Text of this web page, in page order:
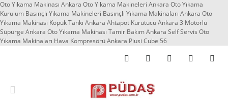
Oto Yıkama Makinası Ankara Oto Yıkama Makineleri Ankara Oto Yıkama
Kurulum Basınçlı Yıkama Makineleri Basınçlı Yıkama Makinaları Ankara Oto
Yıkama Makinası Köpük Tankı Ankara Ahtapot Kurutucu Ankara 3 Motorlu
Süpürge Ankara Oto Yıkama Makinası Tamir Bakım Ankara Self Servis Oto
Yıkama Makinaları Hava Kompresörü Ankara Piusi Cube 56